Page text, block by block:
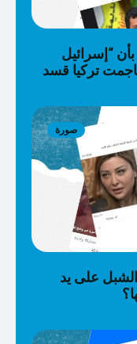
“إسرائيل
تركيا قسد
صورة
الشبل على يد